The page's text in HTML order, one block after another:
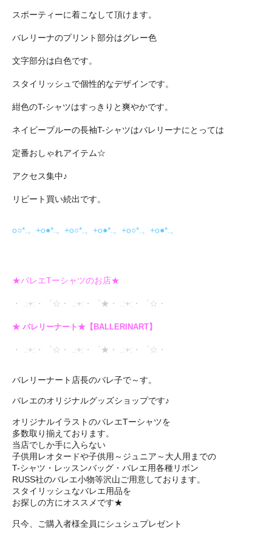
スポーティーに着こなして頂けます。
バレリーナのプリント部分はグレー色
文字部分は白色です。
スタイリッシュで個性的なデザインです。
紺色のT-シャツはすっきりと爽やかです。
ネイビーブルーの長袖T-シャツはバレリーナにとっては
定番おしゃれアイテム☆
アクセス集中♪
リピート買い続出です。
o○*.。+o●*.。+o○*.。+o●*.。+o○*.。+o●*.。
★バレエTーシャツのお店★
・ .:+:・゜☆・ .:+:・゜★・ .:+:・゜☆・
★ バレリーナート★【BALLERINART】
・ .:+:・゜☆・ .:+:・゜★・ .:+:・゜☆・
バレリーナート店長のバレ子で～す。
バレエのオリジナルグッズショップです♪
オリジナルイラストのバレエTーシャツを
多数取り揃えております。
当店でしか手に入らない
子供用レオタードや子供用～ジュニア～大人用までの
T-シャツ・レッスンバッグ・バレエ用各種リボン
RUSS社のバレエ小物等沢山ご用意しております。
スタイリッシュなバレエ用品を
お探しの方にオススメです★
只今、ご購入者様全員にシュシュプレゼント